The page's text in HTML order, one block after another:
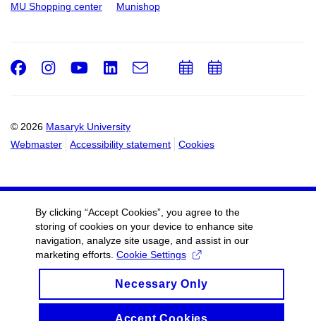
MU Shopping center Munishop
© 2026 Masaryk University
Webmaster
Accessibility statement Cookies
Facebook
Instagram
Youtube
LinkedIn
e-
AddAdd
By clicking “Accept Cookies”, you agree to the
storing of cookies on your device to enhance site
navigation, analyze site usage, and assist in our
marketing efforts. Cookie Settings
Necessary Only
Accept Cookies